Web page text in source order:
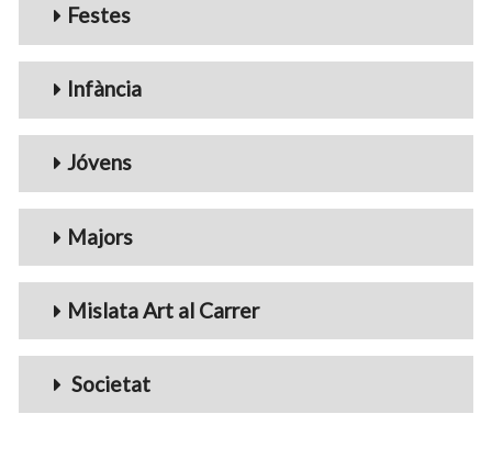
Festes
Infància
Jóvens
Majors
Mislata Art al Carrer
Societat